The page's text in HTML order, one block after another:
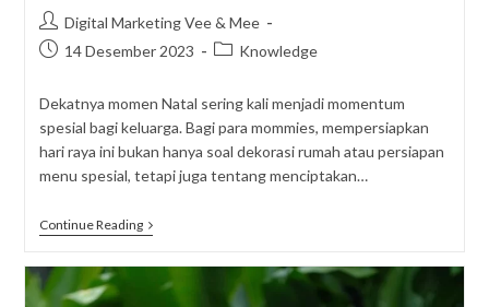
Post
author:
Digital Marketing Vee & Mee
Post14 Desember 2023
PostKnowledge
Dekatnya momen Natal sering kali menjadi momentum
spesial bagi keluarga. Bagi para mommies, mempersiapkan
hari raya ini bukan hanya soal dekorasi rumah atau persiapan
menu spesial, tetapi juga tentang menciptakan…
Continue ReadingMommies,
Hari
Tiba!